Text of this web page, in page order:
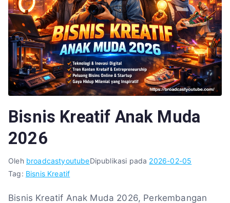
Bisnis Kreatif Anak Muda
2026
Oleh broadcastyoutubeDipublikasi pada 2026-02-05
Tag: Bisnis Kreatif
Bisnis Kreatif Anak Muda 2026, Perkembangan